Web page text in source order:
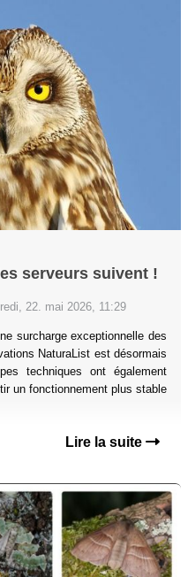
serveurs suivent !
22. mai 2026, 11:29
surcharge exceptionnelle des
NaturaList est désormais
techniques ont également
un fonctionnement plus stable
Lire la suite